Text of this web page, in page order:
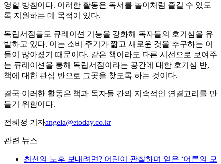
영할 방침이다. 이러한 활동은 독서를 놀이처럼 즐길 수 있도
록 지원하는 데 목적이 있다.
독립서점들도 큐레이션 기능을 강화해 독자들의 호기심을 유
발하고 있다. 이는 소비 주기가 짧고 새로운 것을 추구하는 이
들이 많아졌기 때문이다. 같은 책이라도 다른 시선으로 보여주
는 큐레이션을 통해 독립서점이라는 공간에 대한 호기심 반,
책에 대한 관심 반으로 그곳을 찾도록 하는 것이다.
결국 이러한 활동은 책과 독자들 간의 지속적인 연결고리를 만
들기 위함이다.
전혜정 기자angela@etoday.co.kr
관련 뉴스
최선의 노후 보내려면? 어린이 관찰하며 얻은 ‘어른의 모